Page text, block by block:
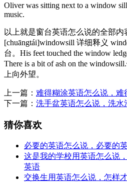
Oliver was sitting next to a window
music.
以上就是窗台英语怎么说的全部内
[chuāngtái]windowsill 详细释义
台。His feet touched the window
There is a bit of ash on the
上向外望。
上一篇： 难得糊涂英语怎么说，难
下一篇： 洗手盆英语怎么说，洗水
猜你喜欢
必要的英语怎么说，必要的
这是我的学校用英语怎么说
英语
交换生用英语怎么说，怎样